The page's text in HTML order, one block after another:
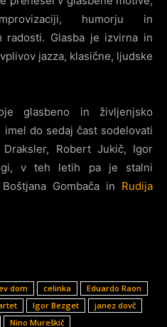
humorju in
radosti. Glasba je izvirna in
jazza, klasične, ljudske
glasbeno in življenjsko
do sedaj čast sodelovati
Robert Jukič, Igor
v teh letih pa je stalni
Gombača in Rudija
dom celinka
Eduardo Raon
Igor Bezget
janez dovč
Nino Mureškič